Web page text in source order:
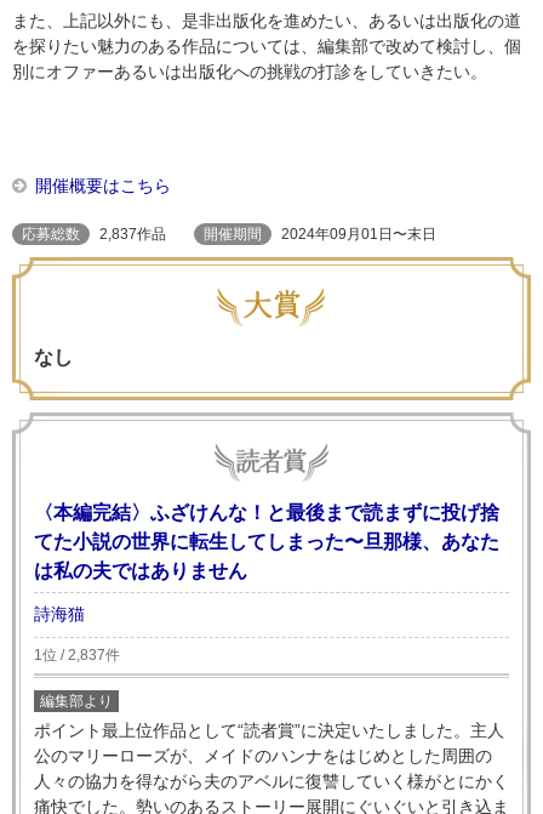
また、上記以外にも、是非出版化を進めたい、あるいは出版化の道
を探りたい魅力のある作品については、編集部で改めて検討し、個
別にオファーあるいは出版化への挑戦の打診をしていきたい。
開催概要はこちら
応募総数 2,837作品 開催期間 2024年09月01日〜末日
なし
〈本編完結〉ふざけんな！と最後まで読まずに投げ捨
てた小説の世界に転生してしまった〜旦那様、あなた
は私の夫ではありません
詩海猫
1位 / 2,837件
編集部より
ポイント最上位作品として“読者賞”に決定いたしました。主人
公のマリーローズが、メイドのハンナをはじめとした周囲の
人々の協力を得ながら夫のアベルに復讐していく様がとにかく
痛快でした。勢いのあるストーリー展開にぐいぐいと引き込ま